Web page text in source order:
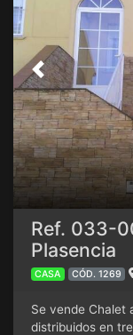
Ref. 033-
Plasencia
CASA CÓD. 1269
Previous
Se vende Chalet
distribuidos en